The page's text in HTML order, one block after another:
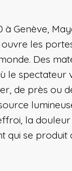
à Genève,
ouvre les
Des
le spectateur
de près ou
la
qui se produit